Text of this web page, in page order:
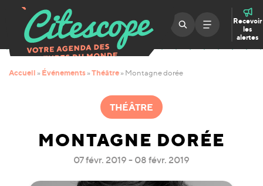
Recevoir
les
alertes
Accueil » Événements » Théâtre » Montagne dorée
THÉÂTRE
MONTAGNE DORÉE
07 févr. 2019 - 08 févr. 2019